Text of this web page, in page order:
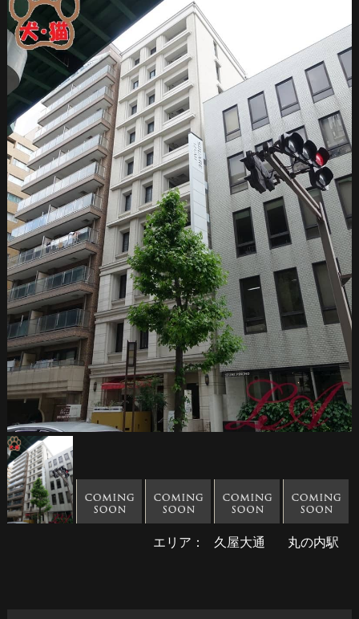
エリア： 久屋大通 丸の内駅